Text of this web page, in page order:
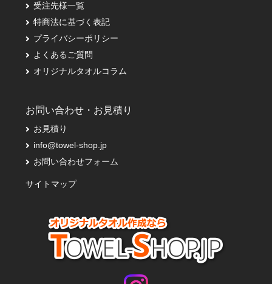
受注先様一覧
特商法に基づく表記
プライバシーポリシー
よくあるご質問
オリジナルタオルコラム
お問い合わせ・お見積り
お見積り
info@towel-shop.jp
お問い合わせフォーム
サイトマップ